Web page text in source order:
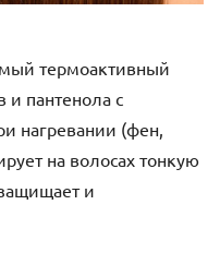
термоактивный
и пантенола с
нагревании (фен,
на волосах тонкую
и